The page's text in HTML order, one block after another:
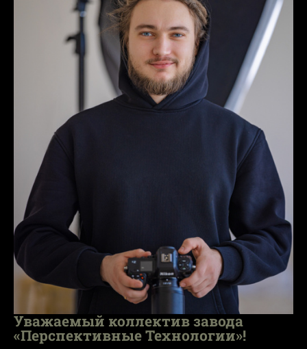
Уважаемый коллектив завода
«Перспективные Технологии»!